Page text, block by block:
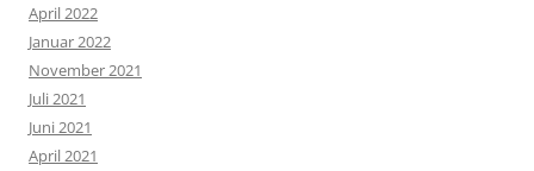
April 2022
Januar 2022
November 2021
Juli 2021
Juni 2021
April 2021